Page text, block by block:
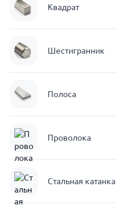
Квадрат
Шестигранник
Полоса
Проволока
Стальная катанка